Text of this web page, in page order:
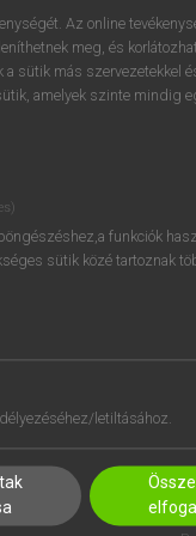
ésbelépek.
REGISZTRÁCIÓ
Az online
meg, és
sütik más szervezetekkel
amelyek szinte mindig
funkciók
sütik közé tartoznak
letiltásához.